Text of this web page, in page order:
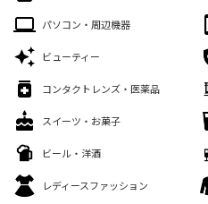
パソコン・周辺機器
ビューティー
コンタクトレンズ・医薬品
スイーツ・お菓子
ビール・洋酒
レディースファッション